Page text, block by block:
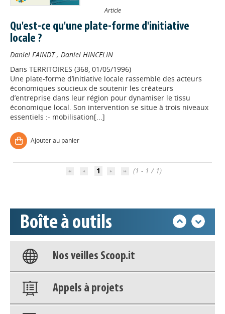
Article
Qu'est-ce qu'une plate-forme d'initiative
locale ?
Daniel FAINDT; Daniel HINCELIN
Dans TERRITOIRES (368, 01/05/1996)
Une plate-forme d’initiative locale rassemble des acteurs
économiques soucieux de soutenir les créateurs
d’entreprise dans leur région pour dynamiser le tissu
économique local. Son intervention se situe à trois niveaux
essentiels :- mobilisation[...]
Ajouter au panier
1 (1 - 1 / 1)
Boîte à outils
Appels à projets
Base documentaire
Nos veilles Scoop.it
Appels à projets